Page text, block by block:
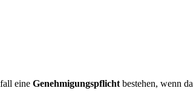
eine Genehmigungspflicht bestehen, wenn